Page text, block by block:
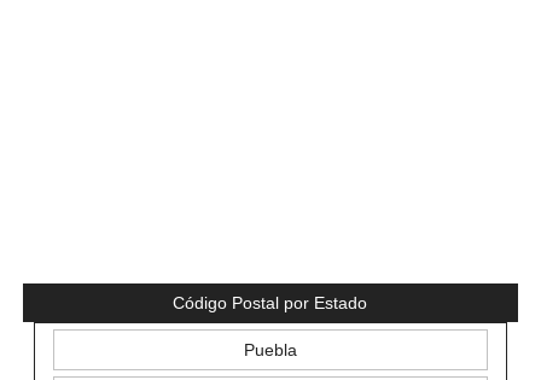
Código Postal por Estado
Puebla